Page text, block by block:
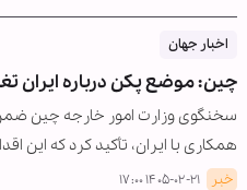
اخبار جهان
چین: موضع پکن درباره ایران
سخنگوی وزارت امور خارجه چین
همکاری با ایران، تأکید کرد که این
خبر ۱۴۰۵-۰۲-۲۱ ۱۷:۰۰